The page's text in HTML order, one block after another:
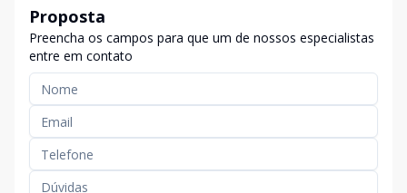
Proposta
Preencha os campos para que um de nossos especialistas
entre em contato